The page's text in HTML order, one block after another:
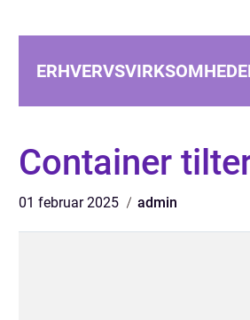
Container
01 februar 2025 admin